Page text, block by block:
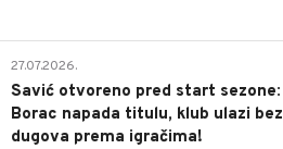
27.07.2026.
Savić otvoreno pred start sezone:
Borac napada titulu, klub ulazi bez
dugova prema igračima!